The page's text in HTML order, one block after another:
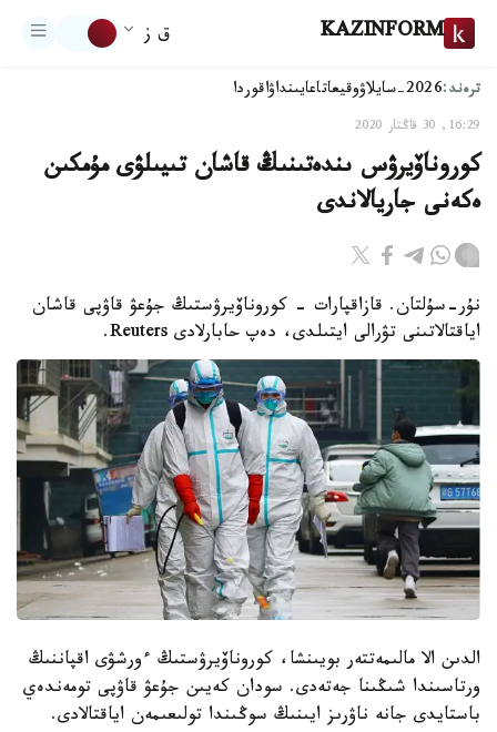
KAZINFORM ق ز
ترەند:2026-سايلاۋ وقيعاتاعايىنداۋاقوردا
16:29, 30 قاڭتار 2020
كوروناۆيرۋس ىندەتىنىڭ قاشان تىيىلۋى مۇمكىن
ەكەنى جاريالاندى
نۇر-سۇلتان. قازاقپارات - كوروناۆيرۋستىڭ جۇعۋ قاۋپى قاشان
اياقتالاتىنى تۋرالى ايتىلدى، دەپ حابارلادى Reuters.
الدىن الا مالىمەتتەر بويىنشا، كوروناۆيرۋستىڭ ءورشۋى اقپاننىڭ
ورتاسىندا شىڭىنا جەتەدى. سودان كەيىن جۇعۋ قاۋپى تومەندەي
باستايدى جانە ناۋرىز ايىنىڭ سوڭىندا تولىعىمەن اياقتالادى.